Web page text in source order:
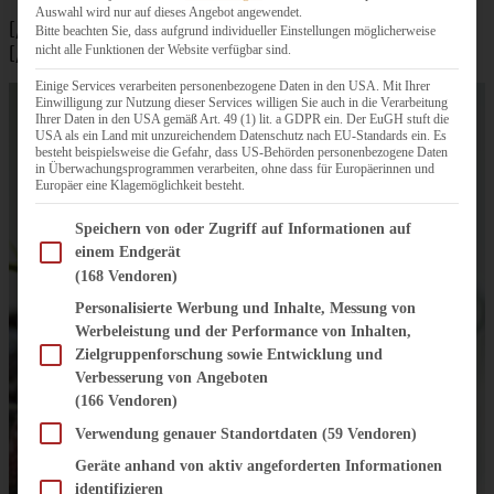
[/tab]
[/tabs]
Auswahl wird nur auf dieses Angebot angewendet.
Bitte beachten Sie, dass aufgrund individueller Einstellungen möglicherweise
nicht alle Funktionen der Website verfügbar sind.
Einige Services verarbeiten personenbezogene Daten in den USA. Mit Ihrer
Einwilligung zur Nutzung dieser Services willigen Sie auch in die Verarbeitung
Ihrer Daten in den USA gemäß Art. 49 (1) lit. a GDPR ein. Der EuGH stuft die
USA als ein Land mit unzureichendem Datenschutz nach EU-Standards ein. Es
besteht beispielsweise die Gefahr, dass US-Behörden personenbezogene Daten
in Überwachungsprogrammen verarbeiten, ohne dass für Europäerinnen und
Europäer eine Klagemöglichkeit besteht.
Im Folgenden finden Sie eine Liste der Zwecke des IAB Transparency and Consent
Speichern von oder Zugriff auf Informationen auf
einem Endgerät
(168 Vendoren)
Personalisierte Werbung und Inhalte, Messung von
Werbeleistung und der Performance von Inhalten,
Zielgruppenforschung sowie Entwicklung und
Verbesserung von Angeboten
(166 Vendoren)
Verwendung genauer Standortdaten (59 Vendoren)
Geräte anhand von aktiv angeforderten Informationen
identifizieren